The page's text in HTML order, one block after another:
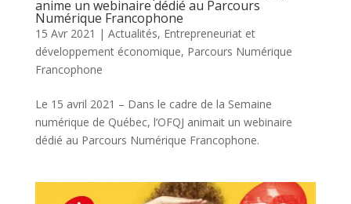
anime un webinaire dédié au Parcours
Numérique Francophone
15 Avr 2021 | Actualités, Entrepreneuriat et
développement économique, Parcours Numérique
Francophone
Le 15 avril 2021 – Dans le cadre de la Semaine
numérique de Québec, l’OFQJ animait un webinaire
dédié au Parcours Numérique Francophone.